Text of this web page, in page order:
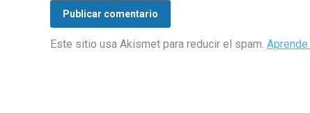
Publicar comentario
Este sitio usa Akismet para reducir el spam.